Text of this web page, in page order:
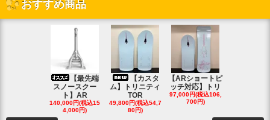
おすすめ商品
【最先端
スノースクー
ト】AR
140,000円(税込15
4,000円)
【カスタ
ム】トリニティ
TOR
49,800円(税込54,7
80円)
【ARショートピ
ッチ対応】トリ
97,000円(税込106,
700円)